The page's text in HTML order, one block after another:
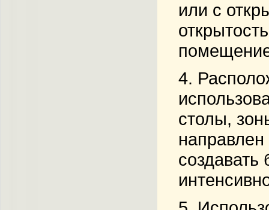
или с
4.
столы,
создавать